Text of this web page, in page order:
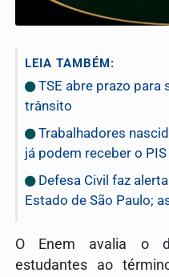
LEIA TAMBÉM:
TSE abre prazo para
trânsito
Trabalhadores
já podem receber o PIS
Defesa Civil faz
Estado de São Paulo;
O Enem avalia o
estudantes ao